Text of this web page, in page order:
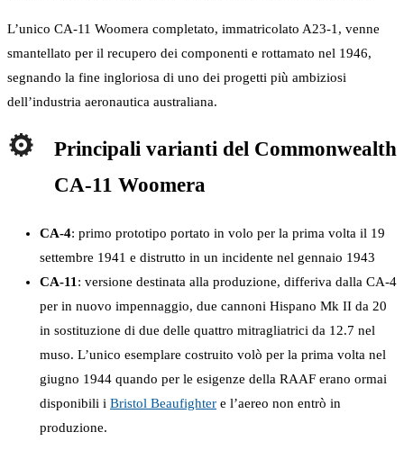
L’unico CA-11 Woomera completato, immatricolato A23-1, venne
smantellato per il recupero dei componenti e rottamato nel 1946,
segnando la fine ingloriosa di uno dei progetti più ambiziosi
dell’industria aeronautica australiana.
Principali varianti del Commonwealth
CA-11 Woomera
CA-4: primo prototipo portato in volo per la prima volta il 19
settembre 1941 e distrutto in un incidente nel gennaio 1943
CA-11: versione destinata alla produzione, differiva dalla CA-4
per in nuovo impennaggio, due cannoni Hispano Mk II da 20
in sostituzione di due delle quattro mitragliatrici da 12.7 nel
muso. L’unico esemplare costruito volò per la prima volta nel
giugno 1944 quando per le esigenze della RAAF erano ormai
disponibili i Bristol Beaufighter e l’aereo non entrò in
produzione.